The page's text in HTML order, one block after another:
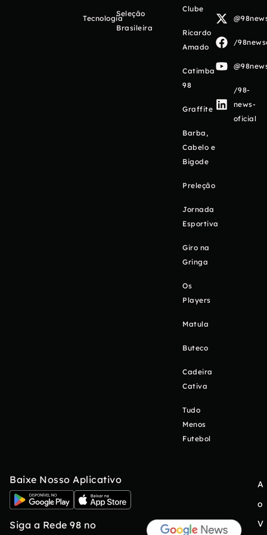
Tecnologia
Seleção
Brasileira
Clube
Ricardo
Amado
Catimba
98
Graffite
Barba,
Cabelo e
Bigode
Preleção
Jornada
Esportiva
Giro na
Gringa
Os
Players
Matula
Buteco
Cadeira
Cativa
Tudo
Menos
Futebol
/
/98-
news-
oficial
Baixe Nosso Aplicativo
Siga a Rede 98 no
A
o
V